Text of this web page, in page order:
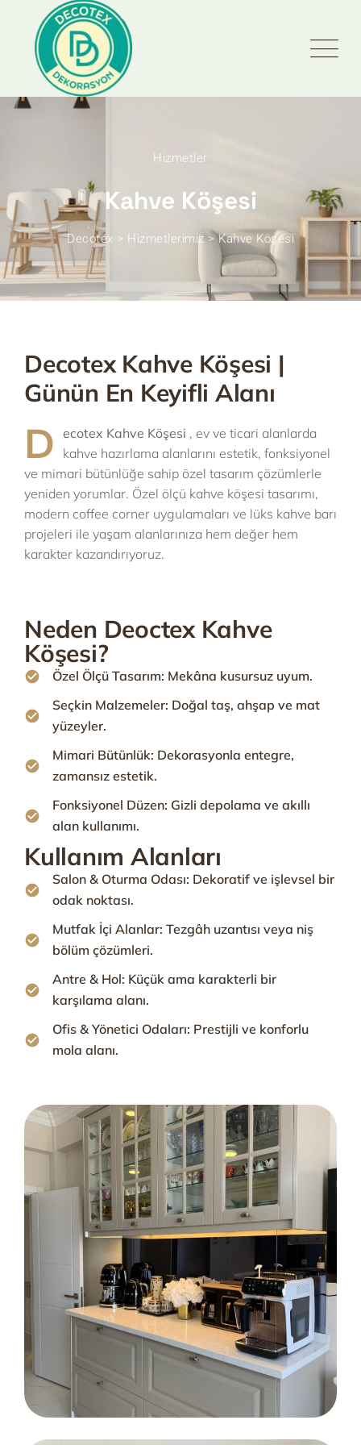
Hizmetler
Kahve Köşesi
Decotex > Hizmetlerimiz>Kahve Köşesi
Decotex Kahve Köşesi |
Günün En Keyifli Alanı
D ecotex Kahve Köşesi , ev ve ticari alanlarda
kahve hazırlama alanlarını estetik, fonksiyonel
ve mimari bütünlüğe sahip özel tasarım çözümlerle
yeniden yorumlar. Özel ölçü kahve köşesi tasarımı,
modern coffee corner uygulamaları ve lüks kahve barı
projeleri ile yaşam alanlarınıza hem değer hem
karakter kazandırıyoruz.
Neden Deoctex Kahve
Köşesi?
Özel Ölçü Tasarım: Mekâna kusursuz uyum.
Seçkin Malzemeler: Doğal taş, ahşap ve mat
yüzeyler.
Mimari Bütünlük: Dekorasyonla entegre,
zamansız estetik.
Fonksiyonel Düzen: Gizli depolama ve akıllı
alan kullanımı.
Kullanım Alanları
Salon & Oturma Odası: Dekoratif ve işlevsel bir
odak noktası.
Mutfak İçi Alanlar: Tezgâh uzantısı veya niş
bölüm çözümleri.
Antre & Hol: Küçük ama karakterli bir
karşılama alanı.
Ofis & Yönetici Odaları: Prestijli ve konforlu
mola alanı.